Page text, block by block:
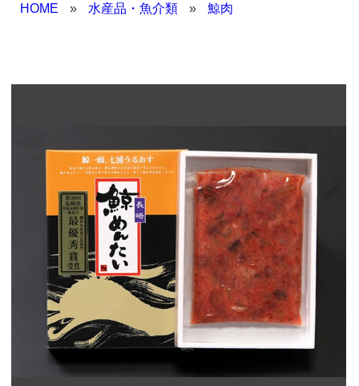
HOME » 水産品・魚介類 » 鯨肉